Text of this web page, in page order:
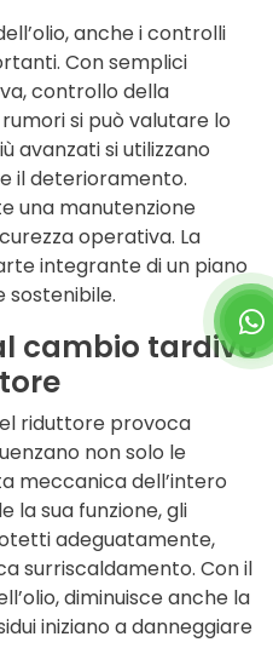
anche i controlli
Con semplici
controllo della
si può valutare lo
avanzati si utilizzano
il deterioramento.
una manutenzione
operativa. La
integrante di un piano
sostenibile.
cambio tardivo
riduttore provoca
non solo le
meccanica dell’intero
la sua funzione, gli
adeguatamente,
surriscaldamento. Con il
diminuisce anche la
iniziano a danneggiare